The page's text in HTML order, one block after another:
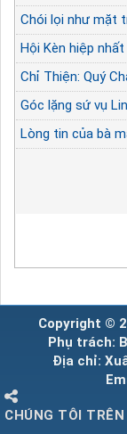
Chói lọi như mặt
Hội Kèn hiệp
Chỉ Thiện: Quý
Góc lặng sứ vụ
Lòng tin của bà
Copyright ©
Phụ trách:
Địa chỉ:
CHÚNG TÔI